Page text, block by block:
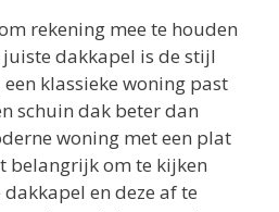
rekening mee te houden
dakkapel is de stijl
klassieke woning past
schuin dak beter dan
woning met een plat
belangrijk om te kijken
en deze af te